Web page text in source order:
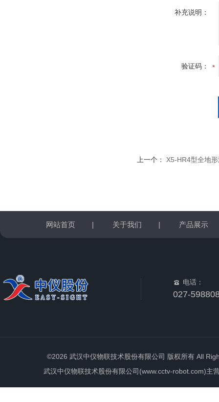
补充说明：
验证码：
上一个： X5-HR4型全地
网站首页 | 关于我们 | 产品展示
电话：
027-
©2026 武汉中仪物联技术股份有限公司 版权所有 All
武汉中仪物联技术股份有限公司(www.cctv-robot.com)主